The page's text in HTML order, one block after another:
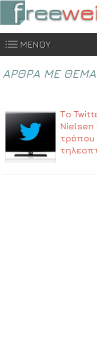
ΜΕΝΟΥ
Skip to content
ΑΡΘΡΑ ΜΕ
Το
Nielsen
τρόπου